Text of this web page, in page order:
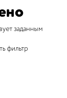
заданным
фильтр